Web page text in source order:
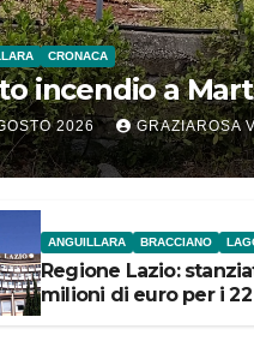
CRONACA
incendio a
2026 GRAZIAROSA
ANGUILLARA BRACCIANO
Regione Lazio:
milioni di euro per i